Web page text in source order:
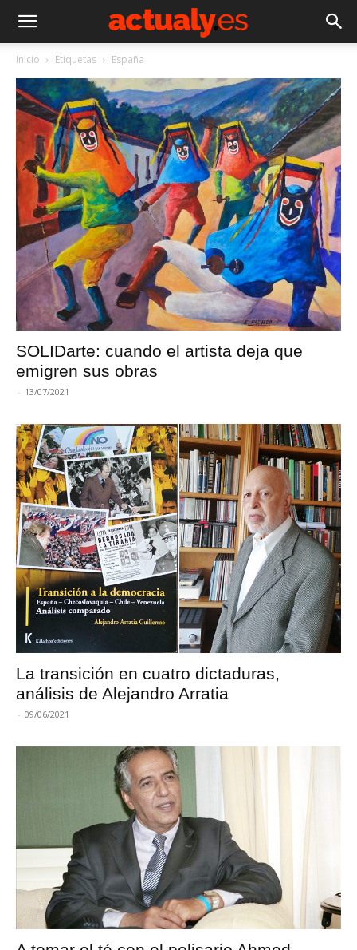
Inicio Etiquetas España
SOLIDarte: cuando el artista deja que
emigren sus obras
- 13/07/2021
La transición en cuatro dictaduras,
análisis de Alejandro Arratia
- 09/06/2021